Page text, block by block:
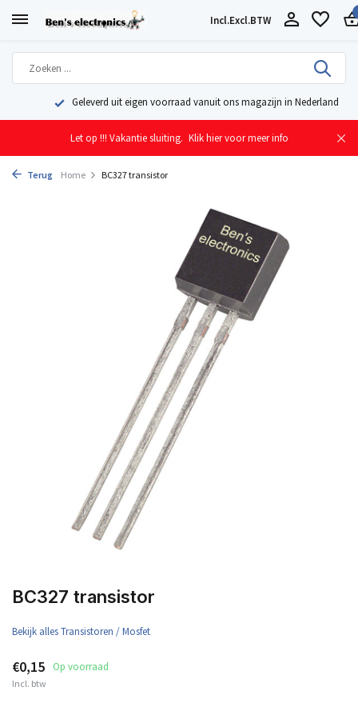
Incl.Excl.BTW
Geleverd uit eigen voorraad vanuit ons magazijn in Nederland
Let op !!! Vakantie sluiting. Klik hier voor meer info
Terug Home BC327 transistor
BC327 transistor
Bekijk alles Transistoren / Mosfet
€0,15 Op voorraad
Incl. btw